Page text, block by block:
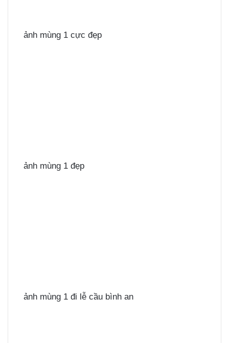
ảnh mùng 1 cực đẹp
ảnh mùng 1 đẹp
ảnh mùng 1 đi lễ cầu bình an